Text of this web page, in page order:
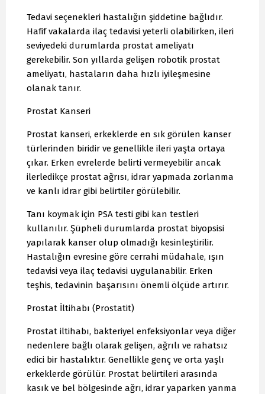
Tedavi seçenekleri hastalığın şiddetine bağlıdır.
Hafif vakalarda ilaç tedavisi yeterli olabilirken, ileri
seviyedeki durumlarda prostat ameliyatı
gerekebilir. Son yıllarda gelişen robotik prostat
ameliyatı, hastaların daha hızlı iyileşmesine
olanak tanır.
Prostat Kanseri
Prostat kanseri, erkeklerde en sık görülen kanser
türlerinden biridir ve genellikle ileri yaşta ortaya
çıkar. Erken evrelerde belirti vermeyebilir ancak
ilerledikçe prostat ağrısı, idrar yapmada zorlanma
ve kanlı idrar gibi belirtiler görülebilir.
Tanı koymak için PSA testi gibi kan testleri
kullanılır. Şüpheli durumlarda prostat biyopsisi
yapılarak kanser olup olmadığı kesinleştirilir.
Hastalığın evresine göre cerrahi müdahale, ışın
tedavisi veya ilaç tedavisi uygulanabilir. Erken
teşhis, tedavinin başarısını önemli ölçüde artırır.
Prostat İltihabı (Prostatit)
Prostat iltihabı, bakteriyel enfeksiyonlar veya diğer
nedenlere bağlı olarak gelişen, ağrılı ve rahatsız
edici bir hastalıktır. Genellikle genç ve orta yaşlı
erkeklerde görülür. Prostat belirtileri arasında
kasık ve bel bölgesinde ağrı, idrar yaparken yanma